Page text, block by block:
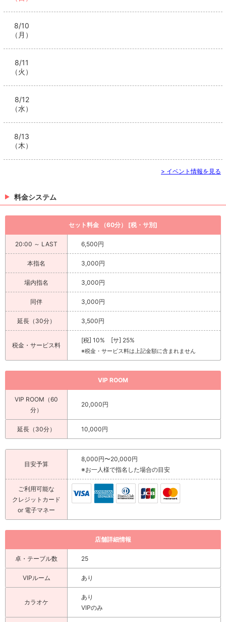
8/10
（月）
8/11
（火）
8/12
（水）
8/13
（木）
> イベント情報を見る
料金システム
セット料金 （60分） [税・サ別]
20:00 ～ LAST 6,500円
本指名 3,000円
場内指名 3,000円
同伴 3,000円
延長（30分） 3,500円
税金・サービス料
[税] 10% [サ] 25%
※税金・サービス料は上記金額に含まれません
VIP ROOM
VIP ROOM（60
分）
20,000円
延長（30分） 10,000円
目安予算
8,000円〜20,000円
※お一人様で指名した場合の目安
ご利用可能な
クレジットカード
or 電子マネー
店舗詳細情報
卓・テーブル数 25
VIPルーム あり
カラオケ
あり
VIPのみ